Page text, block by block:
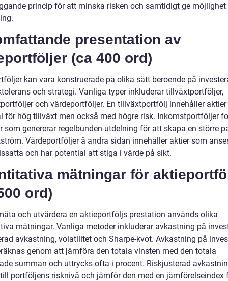
princip för att minska risken och samtidigt ge
presentation av
(ca 400 ord)
kan vara konstruerade på olika sätt beroende på
och strategi. Vanliga typer inkluderar tillväxtportföljer,
och värdeportföljer. En tillväxtportfölj innehåller aktier
för hög tillväxt men också med högre risk. Inkomstportföljer
som genererar regelbunden utdelning för att skapa en större
Värdeportföljer å andra sidan innehåller aktier som
och har potential att stiga i värde på sikt.
mätningar för
ord)
och utvärdera en aktieportföljs prestation används olika
mätningar. Vanliga metoder inkluderar avkastning på
avkastning, volatilitet och Sharpe-kvot. Avkastning på
genom att jämföra den totala vinsten med den totala
summan och uttrycks ofta i procent. Riskjusterad
portföljens risknivå och jämför den med en jämförelseindex